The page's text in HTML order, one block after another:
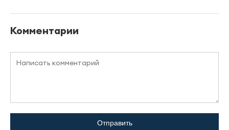
Комментарии
Отправить